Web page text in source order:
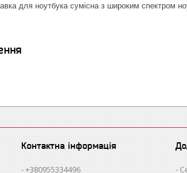
для ноутбука сумісна з широким
Контактна інформація
+380955334496